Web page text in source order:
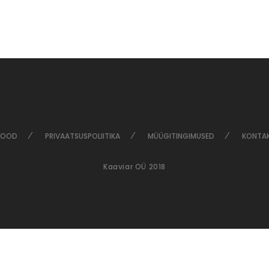
PRIVAATSUSPOLIITIKA MÜÜGITINGIMUSED
Kaaviar OÜ 2018